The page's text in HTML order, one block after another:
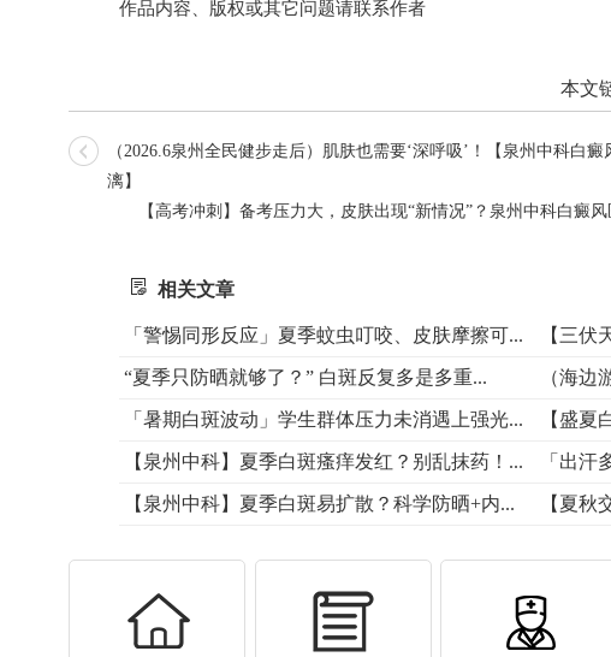
作品内容、版权或其它问题请联系作者
本文
（2026.6泉州全民健步走后）肌肤也需要‘深呼吸’！【泉州中科白
漓】
【高考冲刺】备考压力大，皮肤出现“新情况”？泉州中科白癜
相关文章
「警惕同形反应」夏季蚊虫叮咬、皮肤摩擦可... 【三伏
“夏季只防晒就够了？” 白斑反复多是多重... （海边
「暑期白斑波动」学生群体压力未消遇上强光... 【盛夏
【泉州中科】夏季白斑瘙痒发红？别乱抹药！... 「出汗
【泉州中科】夏季白斑易扩散？科学防晒+内... 【夏秋